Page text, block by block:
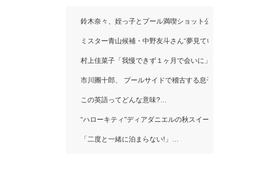
鈴木奈々、姪っ子とプール満喫ショット公開「仲良し
ミスター青山候補・中野友斗さん“夢見ていた賞受賞に
村上佳菜子「我慢できず１ヶ月で会いに」…
市川團十郎、 プールサイドで稽古する息子の姿公開に
この英語ってどんな意味?…
“ハローキティ"ディアダニエルの秋スイーツビュッフ
「二度と一緒に泊まらない!」…